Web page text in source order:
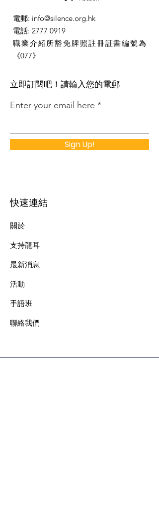
電郵: info@silence.org.hk
電話: 2777 0919
職業介紹所豁免牌照註冊証書編號為
《077》
​立即訂閱吧！請輸入您的電郵
Enter your email here
Sign Up!
快速連結
關於
支持龍耳
最新消息
​活動
手語班
​聯絡我們